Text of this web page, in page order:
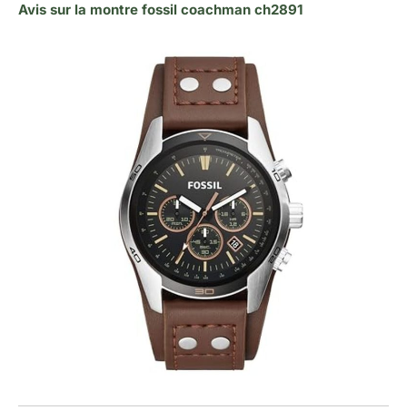
Avis sur la montre fossil coachman ch2891